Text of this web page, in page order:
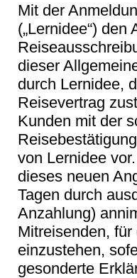
Mit der
(„Lernidee“)
dieser
durch Lernidee,
Reisevertrag
Kunden mit der
von Lernidee
dieses neuen
Tagen durch
Anzahlung)
Mitreisenden,
einzustehen,
gesonderte